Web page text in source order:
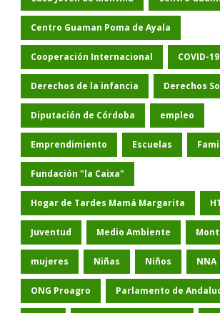
Centro Guaman Poma de Ayala
Cooperación Internacional COVID-19
Derechos de la infancia Derechos
Diputación de Córdoba empleo
Emprendimiento Escuelas
Fundación "la Caixa"
Hogar de Tardes Mamá Margarita
Juventud Medio Ambiente
mujeres Niñas Niños NNA
ONG Proagro Parlamento de